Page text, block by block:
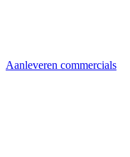
Aanleveren commercials